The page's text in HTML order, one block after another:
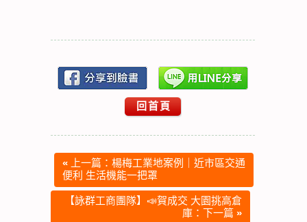
回首頁
« 上一篇：楊梅工業地案例｜近市區交通
便利 生活機能一把罩
【詠群工商團隊】📣賀成交 大園挑高倉
庫：下一篇 »